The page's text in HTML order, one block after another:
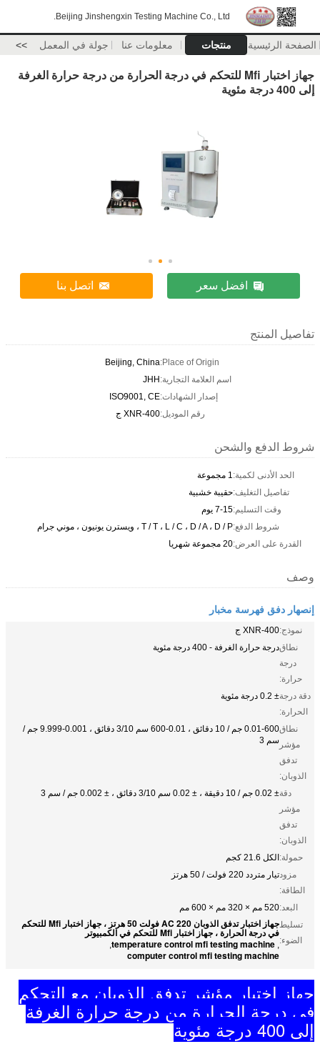
Beijing Jinshengxin Testing Machine Co., Ltd.
الصفحة الرئيسية منتجات معلومات عنا جولة في المعمل >>
جهاز اختبار Mfi للتحكم في درجة الحرارة من درجة حرارة الغرفة
إلى 400 درجة مئوية
افضل سعر اتصل بنا
تفاصيل المنتج
Place of Origin:
Beijing, China
اسم العلامة التجارية:JHH
إصدار الشهادات:ISO9001, CE
رقم الموديل:XNR-400 ج
شروط الدفع والشحن
الحد الأدنى لكمية:1 مجموعة
تفاصيل التغليف:حقيبة خشبية
وقت التسليم:7-15 يوم
شروط الدفع:T / T ، L / C ، D / A ، D / P ، ويسترن يونيون ، موني جرام
القدرة على العرض:20 مجموعة شهريا
وصف
إنصهار دفق فهرسة مخبار
نموذج:XNR-400 ج
نطاق
درجة
حرارة:
درجة حرارة الغرفة - 400 درجة مئوية
دقة درجة
الحرارة:
± 0.2 درجة مئوية
نطاق
مؤشر
تدفق
الذوبان:
0.01-600 جم / 10 دقائق ، 0.01-600 سم 3/10 دقائق ، 0.001-9.999 جم /
سم 3
دقة
مؤشر
تدفق
الذوبان:
± 0.02 جم / 10 دقيقة ، ± 0.02 سم 3/10 دقائق ، ± 0.002 جم / سم 3
حمولة:الكل 21.6 كجم
مزود
الطاقة:
تيار متردد 220 فولت / 50 هرتز
البعد:520 مم × 320 مم × 600 مم
تسليط
الضوء:
جهاز اختبار تدفق الذوبان AC 220 فولت 50 هرتز ، جهاز اختبار Mfi للتحكم
في درجة الحرارة ، جهاز اختبار Mfi للتحكم في الكمبيوتر
,
temperature control mfi testing machine
,
computer control mfi testing machine
جهاز اختبار مؤشر تدفق الذوبان مع التحكم
في درجة الحرارة من درجة حرارة الغرفة
إلى 400 درجة مئوية